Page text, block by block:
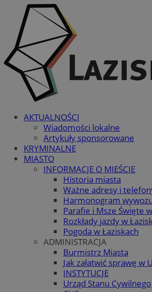
AKTUALNOŚCI
Wiadomości lokalne
Artykuły sponsorowane
KRYMINALNE
MIASTO
INFORMACJE O MIEŚCIE
Historia miasta
Ważne adresy i
Harmonogram
Parafie i Msze Święte
Rozkłady jazdy w
Pogoda w Łaziskach
ADMINISTRACJA
Burmistrz Miasta
Jak załatwić sprawę w
INSTYTUCJE
Urząd Stanu Cywilnego